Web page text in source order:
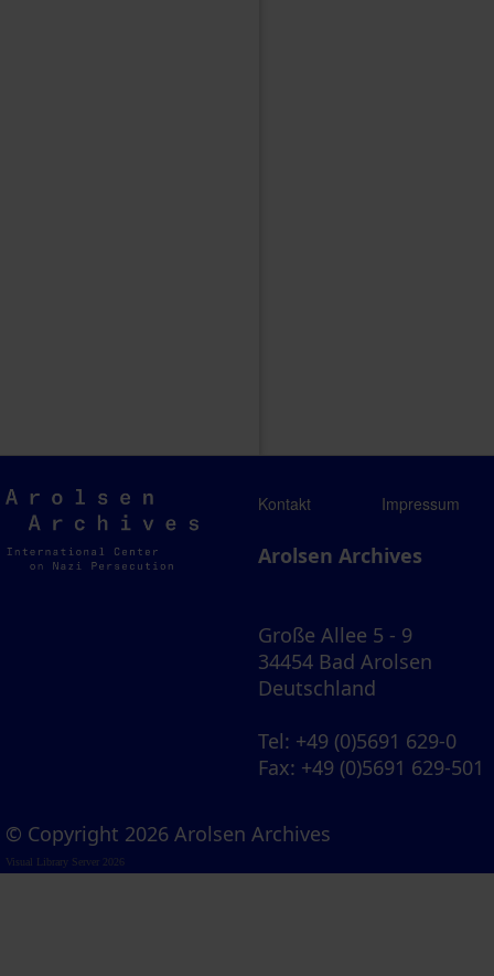
Arolsen
Archives
Kontakt Impressum
Arolsen Archives
Große Allee 5 - 9
34454 Bad Arolsen
Deutschland
Tel: +49 (0)5691 629-0
Fax: +49 (0)5691 629-501
© Copyright 2026 Arolsen Archives
Visual Library Server 2026